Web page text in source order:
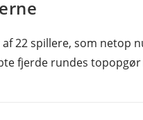
22 spillere, som netop
fjerde rundes